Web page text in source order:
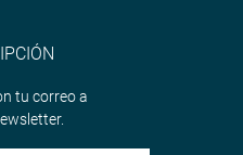
tu correo a